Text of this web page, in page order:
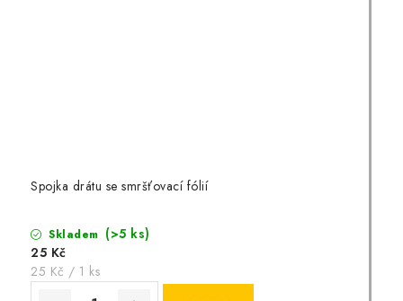
Spojka drátu se smršťovací fólií
Skladem (>5 ks)
25 Kč
Měrná
25 Kč / 1 ks